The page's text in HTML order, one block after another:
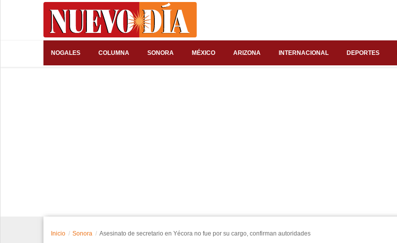
NOGALES COLUMNA SONORA MÉXICO ARIZONA INTERNACIONAL DEPORTES
Inicio Sonora Asesinato de secretario en Yécora no fue por su cargo, confirman autoridades